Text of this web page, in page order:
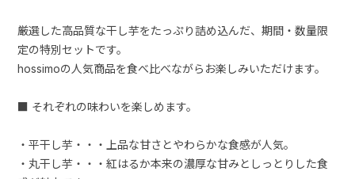
厳選した高品質な干し芋をたっぷり詰め込んだ、期間・数量限
定の特別セットです。
hossimoの人気商品を食べ比べながらお楽しみいただけます。
■ それぞれの味わいを楽しめます。
・平干し芋・・・上品な甘さとやわらかな食感が人気。
・丸干し芋・・・紅はるか本来の濃厚な甘みとしっとりした食